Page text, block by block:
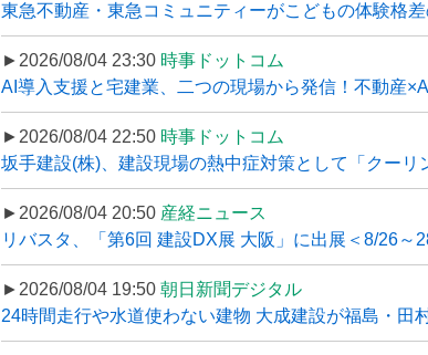
東急不動産・東急コミュニティーがこどもの体験格
►2026/08/04 23:30 時事ドットコム
AI導入支援と宅建業、二つの現場から発信！不動産
►2026/08/04 22:50 時事ドットコム
坂手建設(株)、建設現場の熱中症対策として「クーリ
►2026/08/04 20:50 産経ニュース
リバスタ、「第6回 建設DX展 大阪」に出展＜8/26～
►2026/08/04 19:50 朝日新聞デジタル
24時間走行や水道使わない建物 大成建設が福島・田